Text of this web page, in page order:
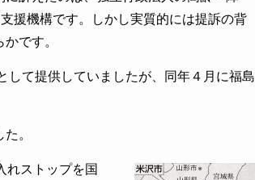
援機構です。しかし実質的には提訴の背
です。
て提供していましたが、同年４月に福島
。
れストップを国